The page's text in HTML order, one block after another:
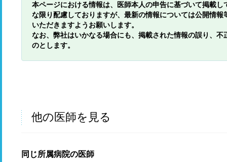
本ページにおける情報は、医師本人の申告に基づいて掲載
な限り配慮しておりますが、最新の情報については公開情
いただきますようお願いします。
なお、弊社はいかなる場合にも、掲載された情報の誤り、
のとします。
他の医師を見る
同じ所属病院の医師